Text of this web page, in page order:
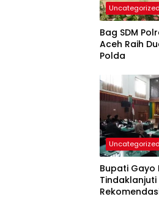
Uncategorized
Bag SDM
Aceh Raih
Polda
Uncategorized
Bupati Gayo
Tindaklanjuti